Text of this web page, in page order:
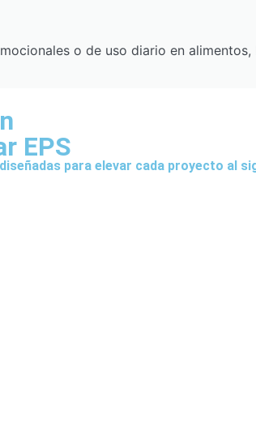
o de uso diario en
EPS
para elevar cada proyecto al